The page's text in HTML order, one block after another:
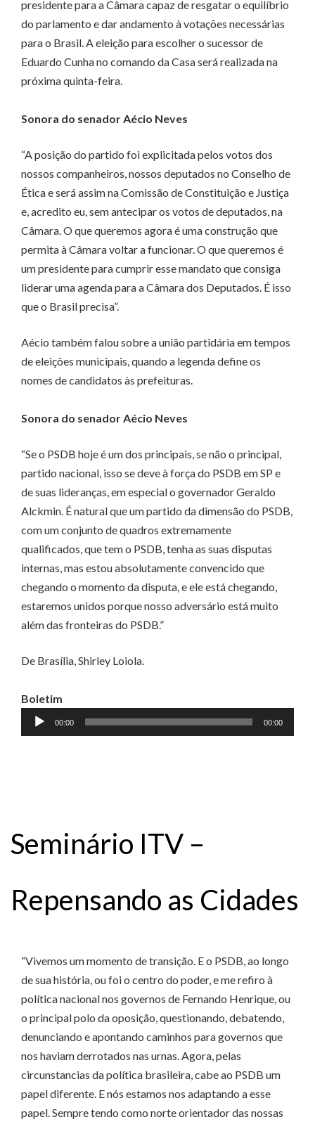
presidente para a Câmara capaz de resgatar o equilíbrio
do parlamento e dar andamento à votações necessárias
para o Brasil. A eleição para escolher o sucessor de
Eduardo Cunha no comando da Casa será realizada na
próxima quinta-feira.
Sonora do senador Aécio Neves
“A posição do partido foi explicitada pelos votos dos
nossos companheiros, nossos deputados no Conselho de
Ética e será assim na Comissão de Constituição e Justiça
e, acredito eu, sem antecipar os votos de deputados, na
Câmara. O que queremos agora é uma construção que
permita à Câmara voltar a funcionar. O que queremos é
um presidente para cumprir esse mandato que consiga
liderar uma agenda para a Câmara dos Deputados. É isso
que o Brasil precisa”.
Aécio também falou sobre a união partidária em tempos
de eleições municipais, quando a legenda define os
nomes de candidatos às prefeituras.
Sonora do senador Aécio Neves
“Se o PSDB hoje é um dos principais, se não o principal,
partido nacional, isso se deve à força do PSDB em SP e
de suas lideranças, em especial o governador Geraldo
Alckmin. É natural que um partido da dimensão do PSDB,
com um conjunto de quadros extremamente
qualificados, que tem o PSDB, tenha as suas disputas
internas, mas estou absolutamente convencido que
chegando o momento da disputa, e ele está chegando,
estaremos unidos porque nosso adversário está muito
além das fronteiras do PSDB.”
De Brasília, Shirley Loiola.
Boletim
Tocador
de
00:00 00:00
Seminário ITV –
Repensando as Cidades
“Vivemos um momento de transição. E o PSDB, ao longo
de sua história, ou foi o centro do poder, e me refiro à
política nacional nos governos de Fernando Henrique, ou
o principal polo da oposição, questionando, debatendo,
denunciando e apontando caminhos para governos que
nos haviam derrotados nas urnas. Agora, pelas
circunstancias da política brasileira, cabe ao PSDB um
papel diferente. E nós estamos nos adaptando a esse
papel. Sempre tendo como norte orientador das nossas